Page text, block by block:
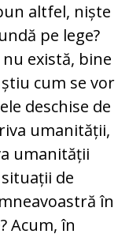
altfel, niște
pe lege?
nu există, bine
cum se vor
deschise de
umanității,
umanității
de
în
Acum, în